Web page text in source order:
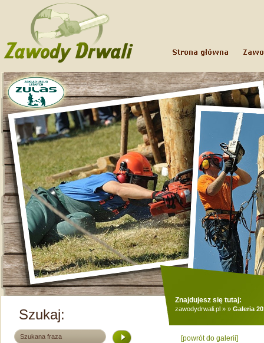
Szukaj:
Znajdujesz się tutaj:
zawodydrwali.pl » » Galeria
[powrót do galerii]